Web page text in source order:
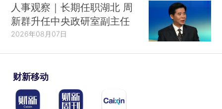
人事观察｜长期任职湖北 周
新群升任中央政研室副主任
2026年08月07日
财新移动